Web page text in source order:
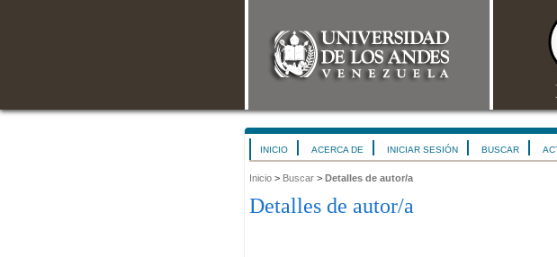
INICIO ACERCA DE INICIAR SESIÓN BUSCAR
Inicio > Buscar > Detalles de autor/a
Detalles de autor/a